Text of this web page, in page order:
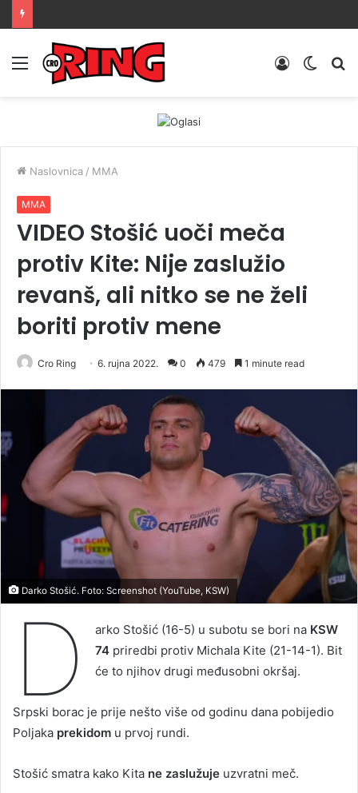
Menu
Switch
Prijava
Naslovnica / MMA
MMA
VIDEO Stošić uoči meča
protiv Kite: Nije zaslužio
revanš, ali nitko se ne želi
boriti protiv mene
Cro Ring 6. rujna 2022. 0 479 1 minute read
Darko Stošić. Foto: Screenshot (YouTube, KSW)
D arko Stošić (16-5) u subotu se bori naKSW
74priredbi protiv Michala Kite (21-14-1). Bit
će to njihov drugi međusobni okršaj.
Srpski borac je prije nešto više od godinu dana pobijedio
Poljaka prekidom u prvoj rundi.
Stošić smatra kako Kita ne zaslužuje uzvratni meč.